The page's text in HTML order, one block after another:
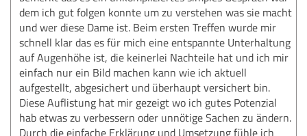
dem ich gut folgen konnte um zu verstehen was sie macht
und wer diese Dame ist. Beim ersten Treffen wurde mir
schnell klar das es für mich eine entspannte Unterhaltung
auf Augenhöhe ist, die keinerlei Nachteile hat und ich mir
einfach nur ein Bild machen kann wie ich aktuell
aufgestellt, abgesichert und überhaupt versichert bin.
Diese Auflistung hat mir gezeigt wo ich gutes Potenzial
hab etwas zu verbessern oder unnötige Sachen zu ändern.
Durch die einfache Erklärung und Umsetzung fühle ich